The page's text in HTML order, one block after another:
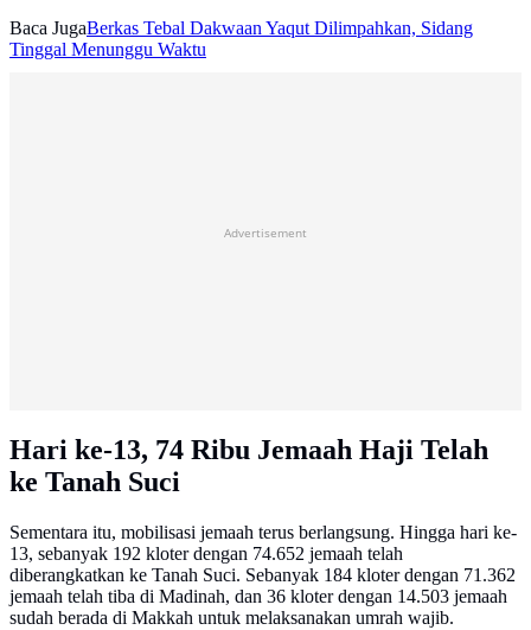
Baca JugaBerkas Tebal Dakwaan Yaqut Dilimpahkan, Sidang
Tinggal Menunggu Waktu
Advertisement
Hari ke-13, 74 Ribu Jemaah Haji Telah
ke Tanah Suci
Sementara itu, mobilisasi jemaah terus berlangsung. Hingga hari ke-
13, sebanyak 192 kloter dengan 74.652 jemaah telah
diberangkatkan ke Tanah Suci. Sebanyak 184 kloter dengan 71.362
jemaah telah tiba di Madinah, dan 36 kloter dengan 14.503 jemaah
sudah berada di Makkah untuk melaksanakan umrah wajib.